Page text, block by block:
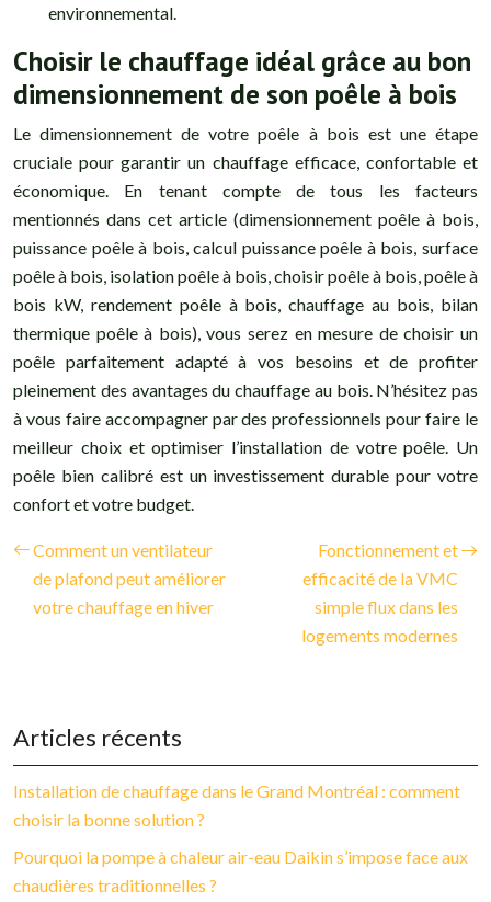
environnemental.
Choisir le chauffage idéal grâce au bon
dimensionnement de son poêle à bois
Le dimensionnement de votre poêle à bois est une étape
cruciale pour garantir un chauffage efficace, confortable et
économique. En tenant compte de tous les facteurs
mentionnés dans cet article (dimensionnement poêle à bois,
puissance poêle à bois, calcul puissance poêle à bois, surface
poêle à bois, isolation poêle à bois, choisir poêle à bois, poêle à
bois kW, rendement poêle à bois, chauffage au bois, bilan
thermique poêle à bois), vous serez en mesure de choisir un
poêle parfaitement adapté à vos besoins et de profiter
pleinement des avantages du chauffage au bois. N’hésitez pas
à vous faire accompagner par des professionnels pour faire le
meilleur choix et optimiser l’installation de votre poêle. Un
poêle bien calibré est un investissement durable pour votre
confort et votre budget.
Comment un ventilateur
de plafond peut améliorer
votre chauffage en hiver
Fonctionnement et
efficacité de la VMC
simple flux dans les
logements modernes
Articles récents
Installation de chauffage dans le Grand Montréal : comment
choisir la bonne solution ?
Pourquoi la pompe à chaleur air-eau Daikin s’impose face aux
chaudières traditionnelles ?